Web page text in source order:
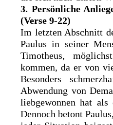
3. Persönliche
(Verse 9-22)
Im letzten Abschnitt
Paulus in seiner
Timotheus,
kommen, da er von
Besonders
Abwendung von
liebgewonnen hat
Dennoch betont